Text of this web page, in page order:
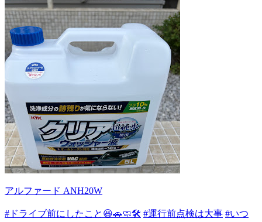
アルファード ANH20W
#ドライブ前にしたこと😆🚗🧼🛠️ #運行前点検は大事 #いつ